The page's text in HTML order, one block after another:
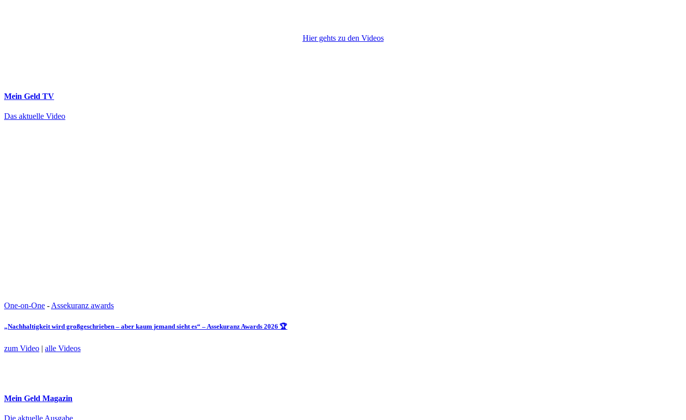
Hier gehts zu den Videos
Mein Geld TV
Das aktuelle Video
One-on-One - Assekuranz awards
„Nachhaltigkeit wird großgeschrieben – aber kaum jemand sieht es“ – Assekuranz Awards 2026 🏆
zum Video | alle Videos
Mein Geld Magazin
Die aktuelle Ausgabe